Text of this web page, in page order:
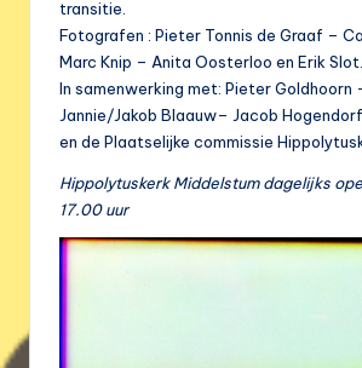
transitie.
Fotografen : Pieter Tonnis de Graaf –
Marc Knip – Anita Oosterloo en Erik Slot.
In samenwerking met: Pieter Goldhoorn
Jannie/Jakob Blaauw– Jacob
en de Plaatselijke commissie
Hippolytuskerk Middelstum dagelijks
17.00 uur